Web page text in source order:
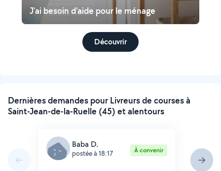
J'ai besoin d'aide pour le ménage
Découvrir
Dernières demandes pour Livreurs de courses à
Saint-Jean-de-la-Ruelle (45) et alentours
Baba D.
postée à 18:17 À convenir